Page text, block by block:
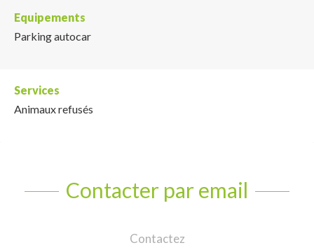
Equipements
Parking autocar
Services
Animaux refusés
Contacter par email
Contactez